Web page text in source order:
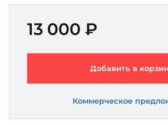
13 000 ₽
Добавить в
Коммерческое